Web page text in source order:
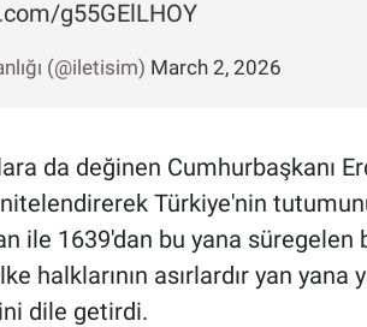
g55GElLHOY
(@iletisim) March 2, 2026
da değinen Cumhurbaşkanı
Türkiye'nin
ile 1639'dan bu yana süregelen
halklarının asırlardır yan yana
dile getirdi.